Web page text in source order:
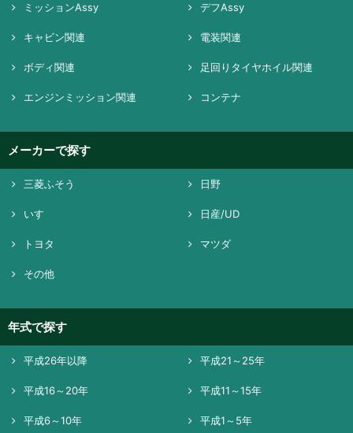
ミッションAssy デフAssy
キャビン関連 電装関連
ボディ関連 足回りタイヤホイル関連
エンジンミッション関連 コンテナ
メーカーで探す
三菱ふそう 日野
いすゞ 日産/UD
トヨタ マツダ
その他
年式で探す
平成26年以降 平成21～25年
平成16～20年 平成11～15年
平成6～10年 平成1～5年